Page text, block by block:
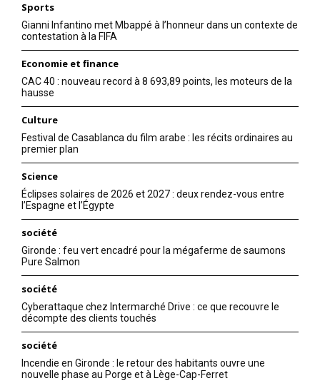
Sports
Gianni Infantino met Mbappé à l’honneur dans un contexte de
contestation à la FIFA
Economie et finance
CAC 40 : nouveau record à 8 693,89 points, les moteurs de la
hausse
Culture
Festival de Casablanca du film arabe : les récits ordinaires au
premier plan
Science
Éclipses solaires de 2026 et 2027 : deux rendez-vous entre
l’Espagne et l’Égypte
société
Gironde : feu vert encadré pour la mégaferme de saumons
Pure Salmon
société
Cyberattaque chez Intermarché Drive : ce que recouvre le
décompte des clients touchés
société
Incendie en Gironde : le retour des habitants ouvre une
nouvelle phase au Porge et à Lège-Cap-Ferret